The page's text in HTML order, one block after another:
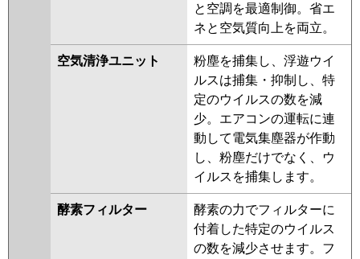
と空調を最適制御。省エ
ネと空気質向上を両立。
空気清浄ユニット
粉塵を捕集し、浮遊ウイ
ルスは捕集・抑制し、特
定のウイルスの数を減
少。エアコンの運転に連
動して電気集塵器が作動
し、粉塵だけでなく、ウ
イルスを捕集します。
酵素フィルター
酵素の力でフィルターに
付着した特定のウイルス
の数を減少させます。フ